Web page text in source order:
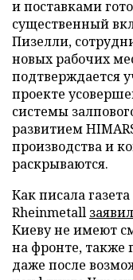
и поставками
существенный
Пизелли,
новых рабочих
подтверждается
проекте
системы
развитием
производства и
раскрываются.
Как писала
Rheinmetall заявил
Киеву не имеют
на фронте, также
даже после